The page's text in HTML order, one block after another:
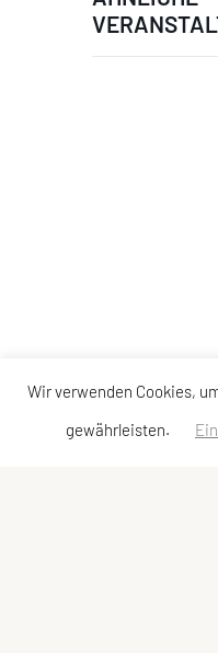
Wir verwenden Cookies,
gewährleisten.